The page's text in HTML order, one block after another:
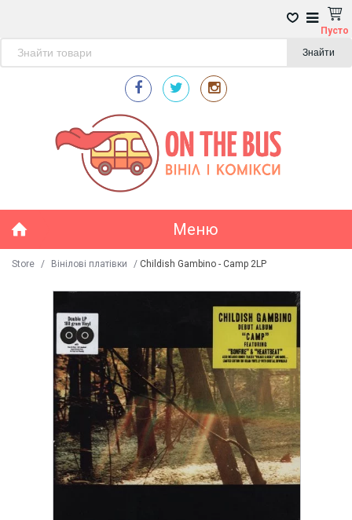
Пусто
Знайти
Меню
Store / Вінілові платівки / Childish Gambino - Camp 2LP